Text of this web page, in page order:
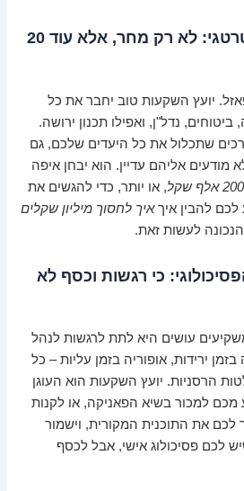
3. תכנון פיננסי אסטרטגי: לא רק מחר, אלא עוד 20
יועץ השקעות טוב יחבר את כל
נדל"ן, ואפילו תכנון ירושה.
שתכלול את כל היעדים שלכם, גם
אליהם עדיין. הוא יבחן איפה
, או יותר, כדי להגשים את
לכם להבין איךאיך לחסוך מיליון שקלים
לעשות זאת.
כי רגשות וכסף לא
עושים היא לתת לרגשות לנהל
ירידות, אופוריה בזמן עליות – כל
הרסניות. יועץ השקעות הוא העוגן
מכם למכור בשיא הפאניקה, או לקנות
לכם את התוכנית המקורית, וישמור
לכם פסיכולוג אישי, אבל לכסף